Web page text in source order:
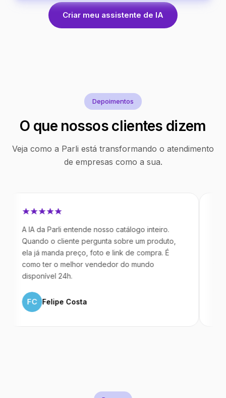
Criar meu assistente de IA
Depoimentos
O que nossos clientes dizem
Veja como a Parli está transformando o atendimento
de empresas como a sua.
IA da Parli entende nosso catálogo inteiro.
o cliente pergunta sobre um produto,
já manda preço, foto e link de compra. É
ter o melhor vendedor do mundo
24h.
Felipe Costa